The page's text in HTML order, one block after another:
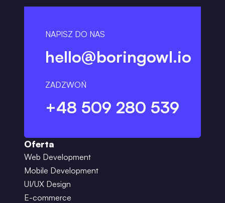
NAPISZ DO NAS
hello@boringowl.io
ZADZWOŃ
+48 509 280 539
Oferta
Web Development
Mobile Development
UI/UX Design
E-commerce